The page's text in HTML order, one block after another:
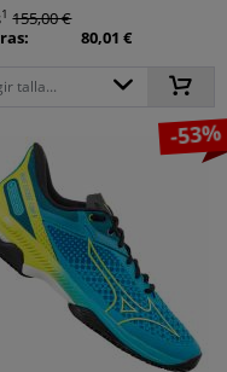
1 155,00 €
80,01 €
talla...
-53%